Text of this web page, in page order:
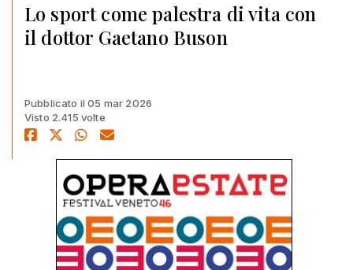
Lo sport come palestra di vita con
il dottor Gaetano Buson
Pubblicato il 05 mar 2026
Visto 2.415 volte